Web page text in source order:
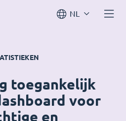
NL
toegankelijk
voor
en